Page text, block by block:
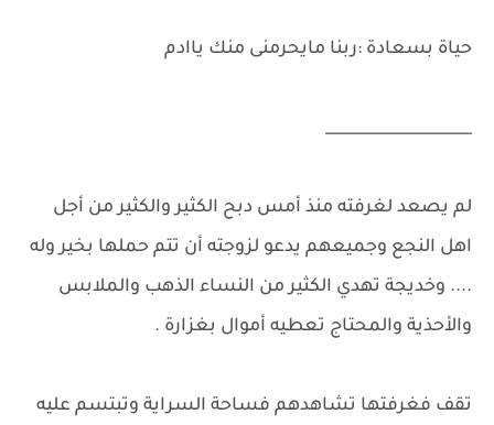
حياة بسعادة :ربنا مايحرمنى منك ياادم
___________________
لم يصعد لغرفته منذ أمس دبح الكثير والكثير من أجل
اهل النجع وجميعهم يدعو لزوجته أن تتم حملها بخير وله
.... وخديجة تهدي الكثير من النساء الذهب والملابس
والأحذية والمحتاج تعطيه أموال بغزارة .
تقف فغرفتها تشاهدهم فساحة السراية وتبتسم عليه